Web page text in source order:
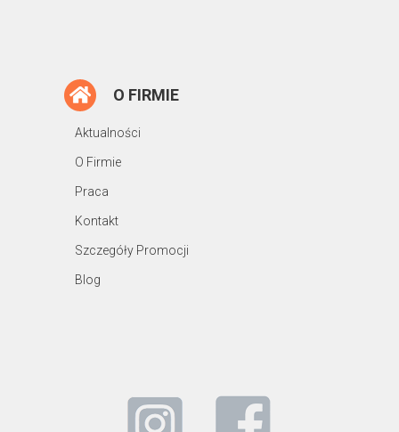
O FIRMIE
Aktualności
O Firmie
Praca
Kontakt
Szczegóły Promocji
Blog